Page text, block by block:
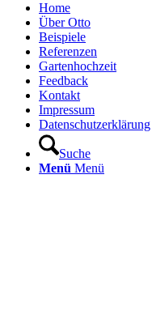
Home
Über Otto
Beispiele
Referenzen
Gartenhochzeit
Feedback
Kontakt
Impressum
Datenschutzerklärung
Suche
Menü Menü